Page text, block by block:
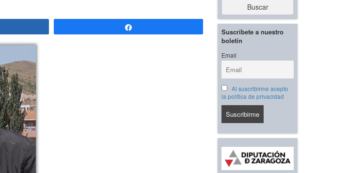
Buscar
Suscríbete a nuestro
boletín
Email
Al suscribirme acepto
la política de privacidad